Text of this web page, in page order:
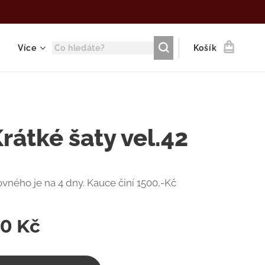
Více Košík
šaty vel.42
je na 4 dny. Kauce činí 1500,-Kč
Kč